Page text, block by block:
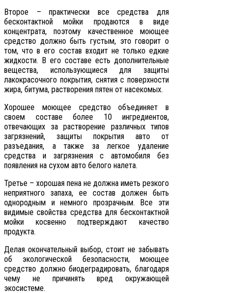
Второе – практически все средства для
бесконтактной мойки продаются в виде
концентрата, поэтому качественное моющее
средство должно быть густым, это говорит о
том, что в его состав входит не только едкие
жидкости. В его составе есть дополнительные
вещества, использующиеся для защиты
лакокрасочного покрытия, снятия с поверхности
жира, битума, растворения пятен от насекомых.
Хорошее моющее средство объединяет в
своем составе более 10 ингредиентов,
отвечающих за растворение различных типов
загрязнений, защиты покрытия авто от
разъедания, а также за легкое удаление
средства и загрязнения с автомобиля без
появления на сухом авто белого налета.
Третье – хорошая пена не должна иметь резкого
неприятного запаха, ее состав должен быть
однородным и немного прозрачным. Все эти
видимые свойства средства для бесконтактной
мойки косвенно подтверждают качество
продукта.
Делая окончательный выбор, стоит не забывать
об экологической безопасности, моющее
средство должно биодеградировать, благодаря
чему не причинять вред окружающей
экосистеме.